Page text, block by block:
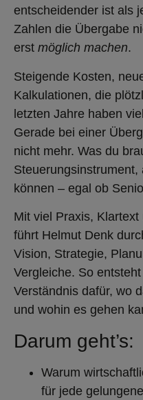
entscheidender ist als
Zahlen die Übergabe
erst möglich machen.
Steigende Kosten,
Kalkulationen, die
letzten Jahre haben
Gerade bei einer
nicht mehr. Was du
können – egal ob
Mit viel Praxis,
führt Helmut Denk
Vision, Strategie,
Vergleiche. So
Verständnis dafür, wo
und wohin es gehen
Darum geht’s:
Warum
für jede